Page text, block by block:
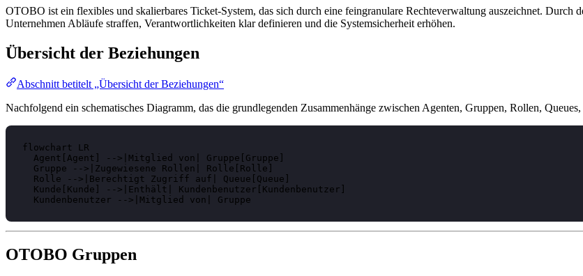
OTOBO ist ein flexibles und skalierbares Ticket-System, das sich durch eine feingranulare Rechteverwaltung auszeichnet. Durch
Unternehmen Abläufe straffen, Verantwortlichkeiten klar definieren und die Systemsicherheit erhöhen.
Übersicht der Beziehungen
Abschnitt betitelt „Übersicht der Beziehungen“
Nachfolgend ein schematisches Diagramm, das die grundlegenden Zusammenhänge zwischen Agenten, Gruppen, Rollen,
flowchart LR
  Agent[Agent] -->|Mitglied von| Gruppe[Gruppe]
  Gruppe -->|Zugewiesene Rollen| Rolle[Rolle]
  Rolle -->|Berechtigt Zugriff auf| Queue[Queue]
  Kunde[Kunde] -->|Enthält| Kundenbenutzer[Kundenbenutzer]
  Kundenbenutzer -->|Mitglied von| Gruppe
OTOBO Gruppen